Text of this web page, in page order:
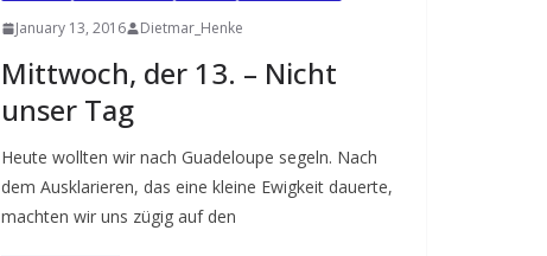
January 13, 2016 Dietmar_Henke
Mittwoch, der 13. – Nicht
unser Tag
Heute wollten wir nach Guadeloupe segeln. Nach
dem Ausklarieren, das eine kleine Ewigkeit dauerte,
machten wir uns zügig auf den